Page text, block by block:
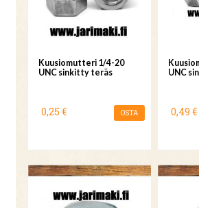
Kuusiomutteri 1/4-20
UNC sinkitty teräs
0,25 € OSTA
UNC
0,49 €